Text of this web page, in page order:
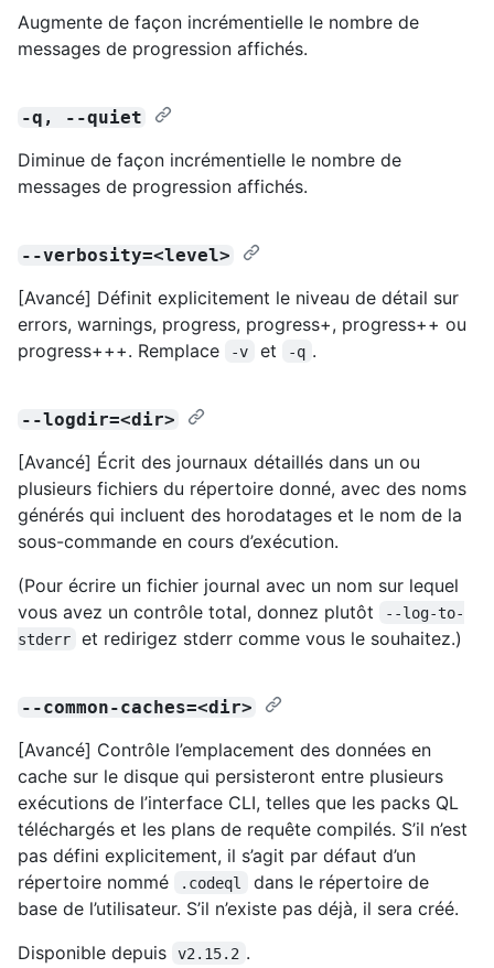
Augmente de façon incrémentielle le nombre de
messages de progression affichés.
-q, --quiet
Diminue de façon incrémentielle le nombre de
messages de progression affichés.
--verbosity=<level>
[Avancé] Définit explicitement le niveau de détail sur
errors, warnings, progress, progress+, progress++ ou
progress+++. Remplace
-v et -q .
--logdir=<dir>
[Avancé] Écrit des journaux détaillés dans un ou
plusieurs fichiers du répertoire donné, avec des noms
générés qui incluent des horodatages et le nom de la
sous-commande en cours d’exécution.
(Pour écrire un fichier journal avec un nom sur lequel
vous avez un contrôle total, donnez plutôt
--log-to-
stderr
et redirigez stderr comme vous le souhaitez.)
--common-caches=<dir>
[Avancé] Contrôle l’emplacement des données en
cache sur le disque qui persisteront entre plusieurs
exécutions de l’interface CLI, telles que les packs QL
téléchargés et les plans de requête compilés. S’il n’est
pas défini explicitement, il s’agit par défaut d’un
répertoire nommé
.codeql
dans le répertoire de
base de l’utilisateur. S’il n’existe pas déjà, il sera créé.
Disponible depuis
v2.15.2 .